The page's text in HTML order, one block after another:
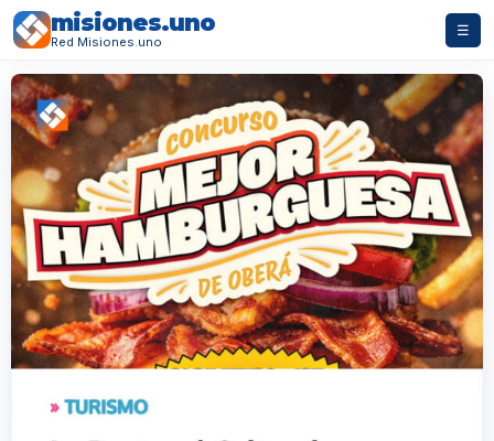
misiones.uno
Red Misiones.uno
☰